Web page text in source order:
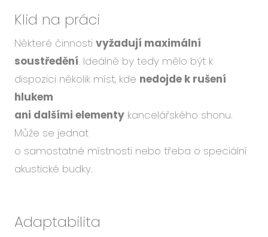
Klid na práci
Některé činnosti vyžadují maximální
soustředění. Ideálně by tedy mělo být k
dispozici několik míst, kde nedojde k rušení
hlukem
ani dalšími elementy kancelářského shonu.
Může se jednat
o samostatné místnosti nebo třeba o speciální
akustické budky.
Adaptabilita